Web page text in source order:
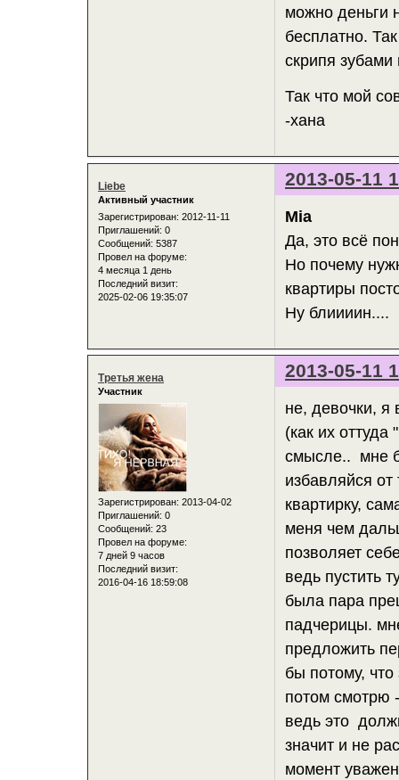
можно деньги
бесплатно.
скрипя
Так что мой
-хана
2013-05-11
Liebe
Активный участник
Зарегистрирован: 2012-11-11
Приглашений: 0
Сообщений: 5387
Провел на форуме:
4 месяца 1 день
Последний визит:
2025-02-06 19:35:07
Mia
Да, это всё
Но почему
квартиры
Ну блиииин....
2013-05-11
Третья жена
Участник
Зарегистрирован: 2013-04-02
Приглашений: 0
Сообщений: 23
Провел на форуме:
7 дней 9 часов
Последний визит:
2016-04-16 18:59:08
не, девочки, я
(как их
смысле.. мне
избавляйся от
квартирку,
меня чем
позволяет
ведь пустить
была пара
падчерицы.
предложить
бы потому,
потом смотрю
ведь это
значит и не
момент